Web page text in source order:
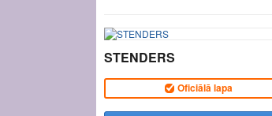
STENDERS
Oficiālā lapa